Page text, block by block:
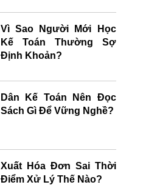
Vì Sao Người Mới Học
Kế Toán Thường Sợ
Định Khoản?
Dân Kế Toán Nên Đọc
Sách Gì Để Vững Nghề?
Xuất Hóa Đơn Sai Thời
Điểm Xử Lý Thế Nào?